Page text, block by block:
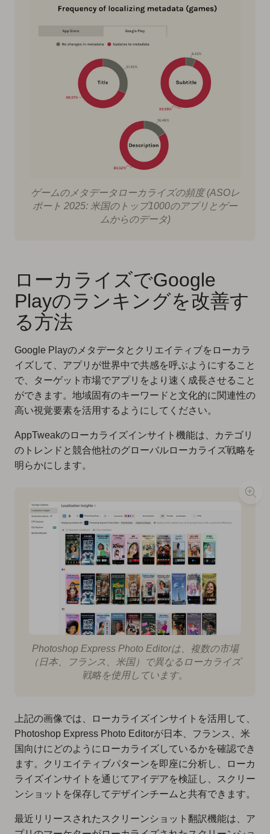
ゲームのメタデータローカライズの頻度 (ASOレ
ポート 2025: 米国のトップ1000のアプリとゲー
ムからのデータ)
ローカライズでGoogle
Playのランキングを改善す
る方法
Google Playのメタデータとクリエイティブをローカラ
イズして、アプリが世界中で共感を呼ぶようにすること
で、ターゲット市場でアプリをより速く成長させること
ができます。地域固有のキーワードと文化的に関連性の
高い視覚要素を活用するようにしてください。
AppTweakのローカライズインサイト機能は、カテゴリ
のトレンドと競合他社のグローバルローカライズ戦略を
明らかにします。
Photoshop Express Photo Editorは、複数の市場
（日本、フランス、米国）で異なるローカライズ
戦略を使用しています。
上記の画像では、ローカライズインサイトを活用して、
Photoshop Express Photo Editorが日本、フランス、米
国向けにどのようにローカライズしているかを確認でき
ます。クリエイティブパターンを即座に分析し、ローカ
ライズインサイトを通じてアイデアを検証し、スクリー
ンショットを保存してデザインチームと共有できます。
最近リリースされたスクリーンショット翻訳機能は、ア